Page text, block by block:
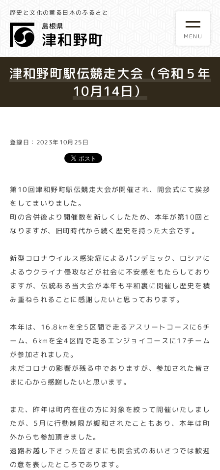
歴史と文化の薫る日本のふるさと
津和野町駅伝競走大会（令和５年
10月14日）
登録日：2023年10月25日
第10回津和野町駅伝競走大会が開催され、開会式にて挨拶
をしてまいりました。
町の合併後より開催数を新しくしたため、本年が第10回と
なりますが、旧町時代から続く歴史を持った大会です。
新型コロナウイルス感染症によるパンデミック、ロシアに
よるウクライナ侵攻などが社会に不安感をもたらしており
ますが、伝統ある当大会が本年も平和裏に開催し歴史を積
み重ねられることに感謝したいと思っております。
本年は、16.8kmを全5区間で走るアスリートコースに6チ
ーム、6kmを全4区間で走るエンジョイコースに17チーム
が参加されました。
未だコロナの影響が残る中でありますが、参加された皆さ
まに心から感謝したいと思います。
また、昨年は町内在住の方に対象を絞って開催いたしまし
たが、5月に行動制限が緩和されたこともあり、本年は町
外からも参加頂きました。
遠路お越し下さった皆さまにも開会式のあいさつでは歓迎
の意を表したところであります。